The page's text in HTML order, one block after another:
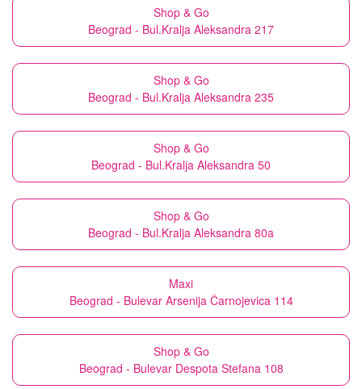
Shop & Go
Beograd - Bul.Kralja Aleksandra 217
Shop & Go
Beograd - Bul.Kralja Aleksandra 235
Shop & Go
Beograd - Bul.Kralja Aleksandra 50
Shop & Go
Beograd - Bul.Kralja Aleksandra 80a
Maxi
Beograd - Bulevar Arsenija Čarnojevica 114
Shop & Go
Beograd - Bulevar Despota Stefana 108